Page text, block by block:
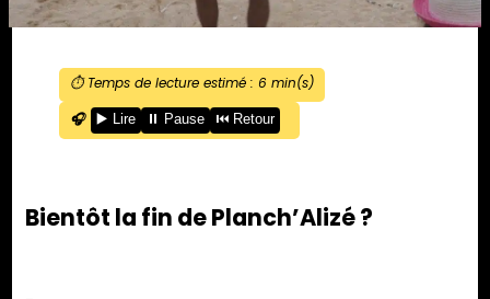
⏱️ Temps de lecture estimé : 6 min(s)
🎧
▶️ Lire ⏸️ Pause ⏮️ Retour
Bientôt la fin de Planch’Alizé ?